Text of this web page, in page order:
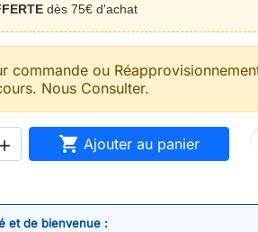
dès 75€ d'achat
commande ou
Nous Consulter.
  Ajouter au panier
et de bienvenue :